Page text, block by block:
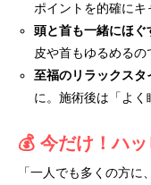
ポイントを的確にキ
頭と首も一緒にほぐ
皮や首もゆるめるの
至福のリラックスタ
に。施術後は「よ
💰 今だけ！ハ
「一人でも多くの方